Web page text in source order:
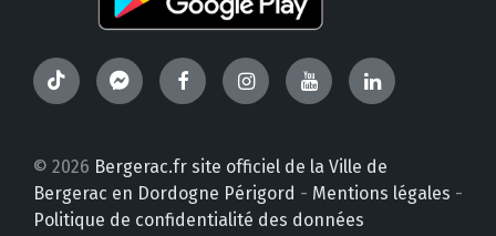
TikTok MessengerFacebookInstagramYouTubeLinkedIn
© 2026 Bergerac.fr site officiel de la Ville de
Bergerac en Dordogne Périgord - Mentions légales -
Politique de confidentialité des données